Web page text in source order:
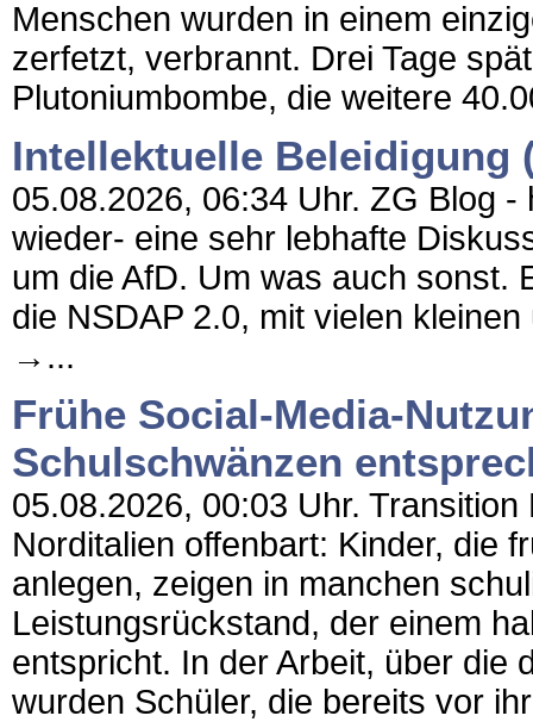
Menschen wurden in einem
zerfetzt, verbrannt. Drei Tage
Plutoniumbombe, die weitere
Intellektuelle Beleidigung
05.08.2026, 06:34 Uhr. ZG Blog -
wieder- eine sehr lebhafte
um die AfD. Um was auch sonst.
die NSDAP 2.0, mit vielen
→...
Frühe Social-Media-
Schulschwänzen
05.08.2026, 00:03 Uhr.
Norditalien offenbart: Kinder, die
anlegen, zeigen in manchen
Leistungsrückstand, der einem
entspricht. In der Arbeit, über die
wurden Schüler, die bereits vor